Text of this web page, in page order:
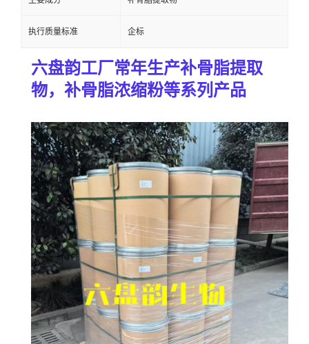
执行质量标准 企标
六盘韵工厂常年生产补骨脂提取
物，补骨脂浓缩粉等系列产品